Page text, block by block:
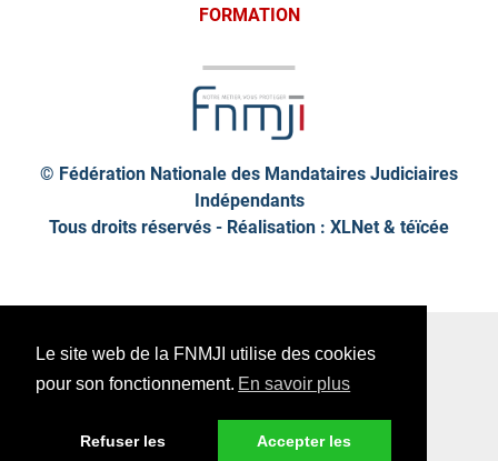
Le site web de la FNMJI utilise des cookies
pour son fonctionnement. En savoir plus
Refuser les
Accepter les
FORMATION
© Fédération Nationale des Mandataires Judiciaires
Indépendants
Tous droits réservés - Réalisation : XLNet & téïcée
Mentions légales
Données personnelles